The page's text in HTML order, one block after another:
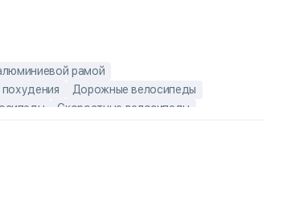
рамой
Дорожные велосипеды
Скоростные велосипеды